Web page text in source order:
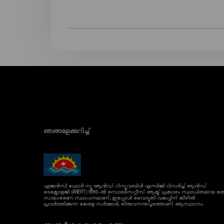
ഞങ്ങളേക്കുറിച്ച്
ഏജൻസി ഫോർ ന്യൂ ആൻഡ് റിന്യൂവബിൾ എനർജി റിസർച്ച് ആൻഡ്
ടെക്നോളജി (ANERT) 1986-ൽ സൊസൈറ്റീസ് ആക്ട് പ്രകാരം സ്ഥാപിതമായ
സ്വയംഭരണ സ്ഥാപനമാണ്, ഇപ്പോൾ വൈദ്യുതി വകുപ്പിന് കീഴിൽ
പ്രവർത്തിക്കുന്ന കേരള സർക്കാർ; തിരുവനന്തപുരത്താണ് ആസ്ഥാനം.